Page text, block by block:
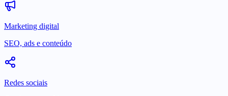
Marketing digital
SEO, ads e conteúdo
Redes sociais